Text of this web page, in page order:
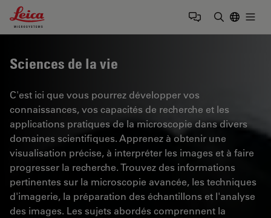
Leica Microsystems Logo
Sciences de la vie
C'est ici que vous pourrez développer vos
connaissances, vos capacités de recherche et les
applications pratiques de la microscopie dans divers
domaines scientifiques. Apprenez à obtenir une
visualisation précise, à interpréter les images et à faire
progresser la recherche. Trouvez des informations
pertinentes sur la microscopie avancée, les techniques
d'imagerie, la préparation des échantillons et l'analyse
des images. Les sujets abordés comprennent la